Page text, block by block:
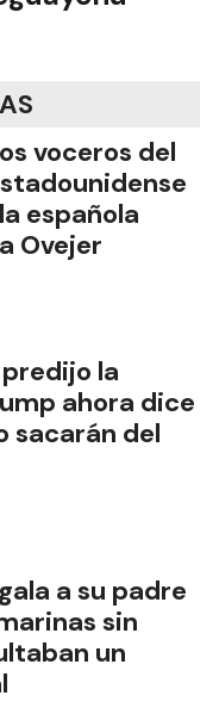
voceros del
española
Ovejer
la
ahora dice
sacarán del
a su padre
sin
un